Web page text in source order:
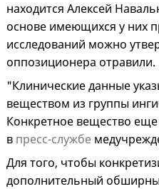
находится Алексей
основе имеющихся у них
исследований можно
оппозиционера отравили.
"Клинические данные
веществом из группы
Конкретное вещество
в пресс-службе
Для того, чтобы
дополнительный